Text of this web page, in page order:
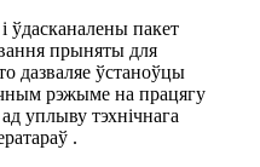
ўдасканалены пакет
прыняты для
дазваляе ўстаноўцы
рэжыме на працягу
уплыву тэхнічнага
.